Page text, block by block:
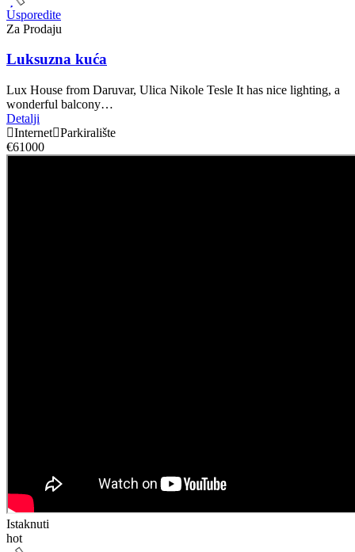
Usporedite
Za Prodaju
Luksuzna kuća
Lux House from Daruvar, Ulica Nikole Tesle It has nice lighting, a
wonderful balcony…
Detalji
Internet Parkiralište
€61000
Istaknuti
hot